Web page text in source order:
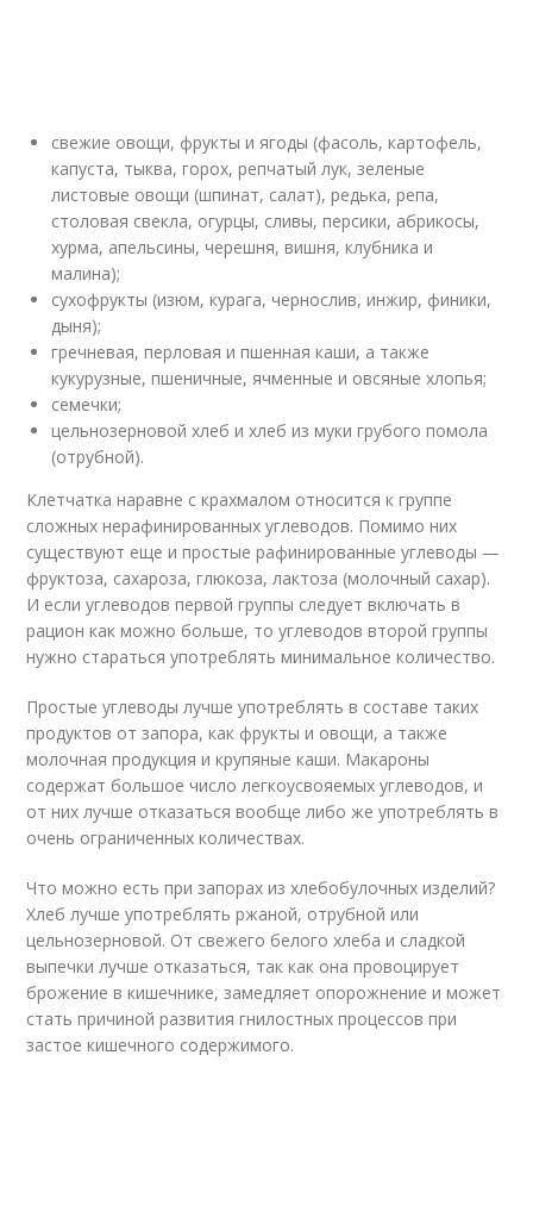
свежие овощи, фрукты и ягоды (фасоль, картофель,
капуста, тыква, горох, репчатый лук, зеленые
листовые овощи (шпинат, салат), редька, репа,
столовая свекла, огурцы, сливы, персики, абрикосы,
хурма, апельсины, черешня, вишня, клубника и
малина);
сухофрукты (изюм, курага, чернослив, инжир, финики,
дыня);
гречневая, перловая и пшенная каши, а также
кукурузные, пшеничные, ячменные и овсяные хлопья;
семечки;
цельнозерновой хлеб и хлеб из муки грубого помола
(отрубной).
Клетчатка наравне с крахмалом относится к группе
сложных нерафинированных углеводов. Помимо них
существуют еще и простые рафинированные углеводы —
фруктоза, сахароза, глюкоза, лактоза (молочный сахар).
И если углеводов первой группы следует включать в
рацион как можно больше, то углеводов второй группы
нужно стараться употреблять минимальное количество.
Простые углеводы лучше употреблять в составе таких
продуктов от запора, как фрукты и овощи, а также
молочная продукция и крупяные каши. Макароны
содержат большое число легкоусвояемых углеводов, и
от них лучше отказаться вообще либо же употреблять в
очень ограниченных количествах.
Что можно есть при запорах из хлебобулочных изделий?
Хлеб лучше употреблять ржаной, отрубной или
цельнозерновой. От свежего белого хлеба и сладкой
выпечки лучше отказаться, так как она провоцирует
брожение в кишечнике, замедляет опорожнение и может
стать причиной развития гнилостных процессов при
застое кишечного содержимого.